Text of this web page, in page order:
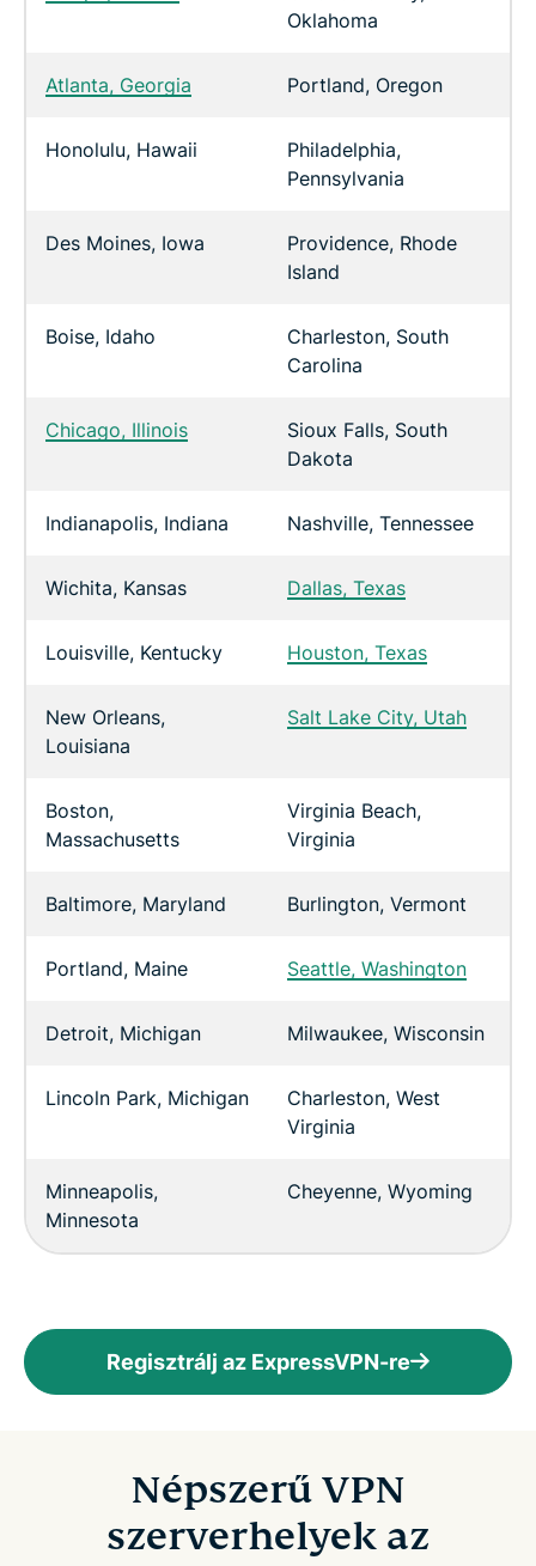
Oklahoma
Atlanta, Georgia Portland, Oregon
Honolulu, Hawaii
Philadelphia,
Pennsylvania
Des Moines, Iowa
Providence, Rhode
Island
Boise, Idaho
Charleston, South
Carolina
Chicago, Illinois
Sioux Falls, South
Dakota
Indianapolis, Indiana Nashville, Tennessee
Wichita, Kansas Dallas, Texas
Louisville, Kentucky Houston, Texas
New Orleans,
Louisiana
Salt Lake City, Utah
Boston,
Massachusetts
Virginia Beach,
Virginia
Baltimore, Maryland Burlington, Vermont
Portland, Maine Seattle, Washington
Detroit, Michigan Milwaukee, Wisconsin
Lincoln Park, Michigan
Charleston, West
Virginia
Minneapolis,
Minnesota
Cheyenne, Wyoming
Regisztrálj az ExpressVPN-re
Népszerű VPN
szerverhelyek az